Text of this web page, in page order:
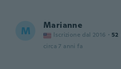
M Marianne
Iscrizione dal 2016 · 52
circa 7 anni fa